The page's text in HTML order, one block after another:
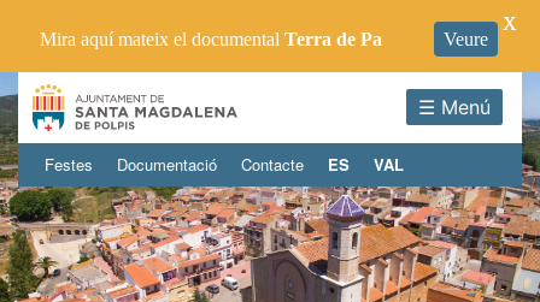
☰ Menú
Festes Documentació Contacte ES VAL
Mira aquí mateix el documental Terra de Pa Veure
X